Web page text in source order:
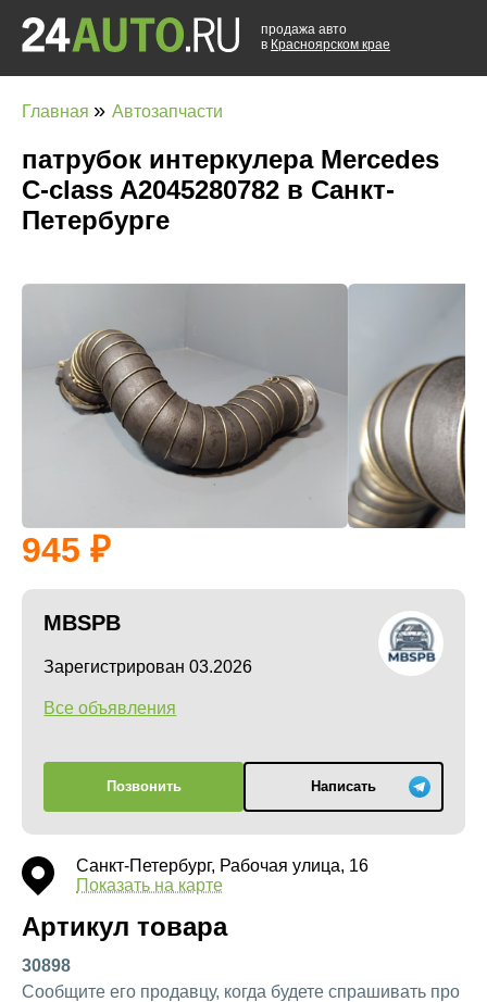
продажа авто
в Красноярском крае
Главная » Автозапчасти
патрубок интеркулера Mercedes
C-class A2045280782 в Санкт-
Петербурге
945
MBSPB
Зарегистрирован 03.2026
Все объявления
Позвонить Написать
Санкт-Петербург, Рабочая улица, 16
Показать на карте
Артикул товара
30898
Сообщите его продавцу, когда будете спрашивать про